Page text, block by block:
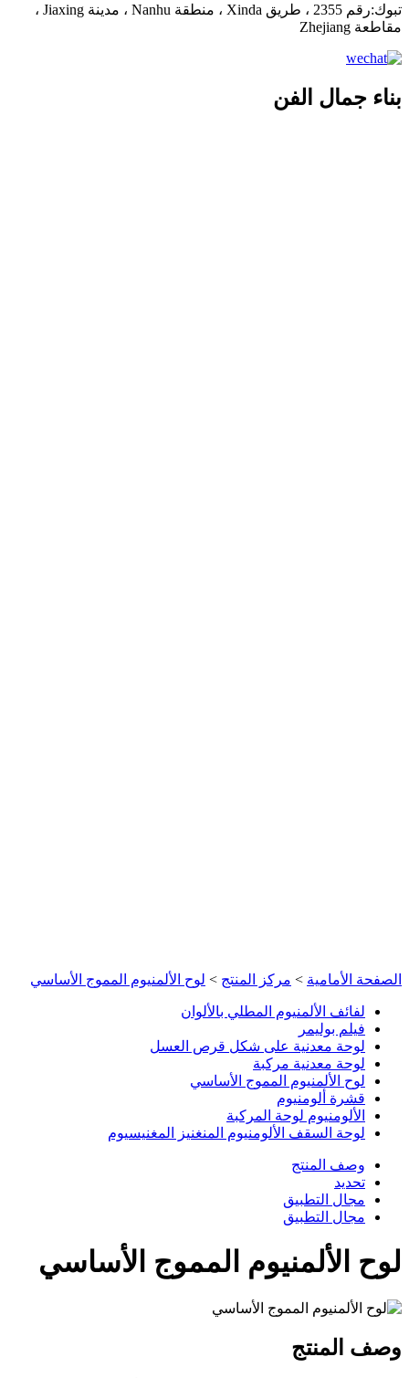
تبوك:رقم 2355 ، طريق Xinda ، منطقة Nanhu ، مدينة Jiaxing ،
مقاطعة Zhejiang
بناء جمال الفن
الصفحة الأمامية > مركز المنتج > لوح الألمنيوم المموج الأساسي
لفائف الألمنيوم المطلي بالألوان
فيلم بوليمر
لوحة معدنية على شكل قرص العسل
لوحة معدنية مركبة
لوح الألمنيوم المموج الأساسي
قشرة ألومنيوم
الألومنيوم لوحة المركبة
لوحة السقف الألومنيوم المنغنيز المغنيسيوم
وصف المنتج
تحديد
مجال التطبيق
مجال التطبيق
لوح الألمنيوم المموج الأساسي
وصف المنتج